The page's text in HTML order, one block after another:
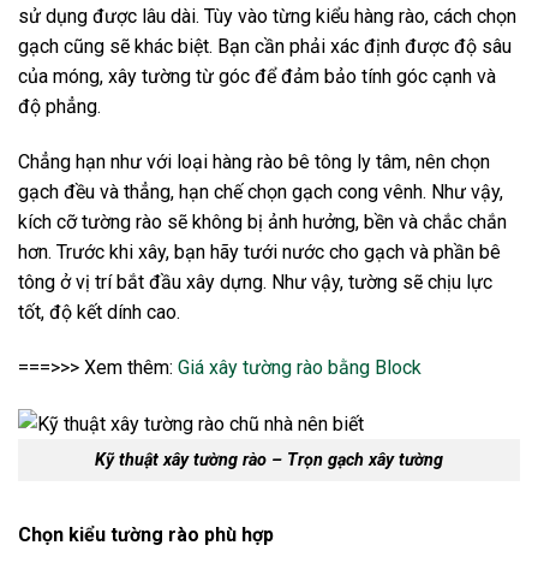
sử dụng được lâu dài. Tùy vào từng kiểu hàng rào, cách chọn
gạch cũng sẽ khác biệt. Bạn cần phải xác định được độ sâu
của móng, xây tường từ góc để đảm bảo tính góc cạnh và
độ phẳng.
Chẳng hạn như với loại hàng rào bê tông ly tâm, nên chọn
gạch đều và thẳng, hạn chế chọn gạch cong vênh. Như vậy,
kích cỡ tường rào sẽ không bị ảnh hưởng, bền và chắc chắn
hơn. Trước khi xây, bạn hãy tưới nước cho gạch và phần bê
tông ở vị trí bắt đầu xây dựng. Như vậy, tường sẽ chịu lực
tốt, độ kết dính cao.
===>>> Xem thêm: Giá xây tường rào bằng Block
Kỹ thuật xây tường rào – Trọn gạch xây tường
Chọn kiểu tường rào phù hợp